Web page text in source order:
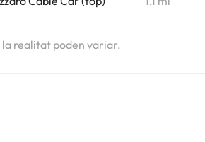
la realitat poden variar.